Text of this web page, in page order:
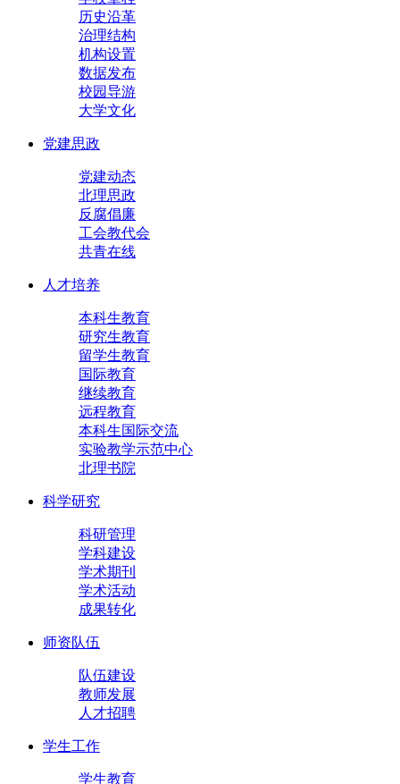
历史沿革
治理结构
机构设置
数据发布
校园导游
大学文化
党建思政
党建动态
北理思政
反腐倡廉
工会教代会
共青在线
人才培养
本科生教育
研究生教育
留学生教育
国际教育
继续教育
远程教育
本科生国际交流
实验教学示范中心
北理书院
科学研究
科研管理
学科建设
学术期刊
学术活动
成果转化
师资队伍
队伍建设
教师发展
人才招聘
学生工作
学生教育